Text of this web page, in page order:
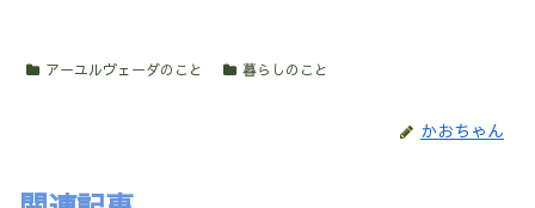
アーユルヴェーダのこと 暮らしのこと
かおちゃん